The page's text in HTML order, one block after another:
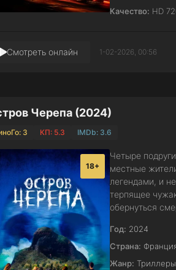
Качество: HD
Смотреть онлайн 1-02-2026, 00:56
Черепа (2024)
3 КП: 5.3 IMDb: 3.6
18+
Четыре
местные
легендами, и
терпящее
обернуться
Год: 2024
Страна:
Жанр: Триллеры